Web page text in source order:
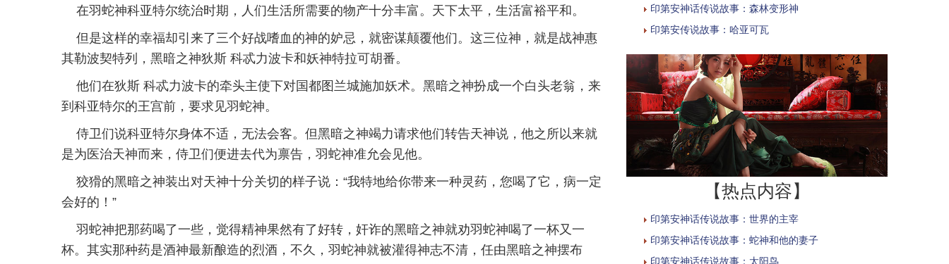
在羽蛇神科亚特尔统治时期，人们生活所需要的物产十分丰富。天下太平，生活富裕平和。
但是这样的幸福却引来了三个好战嗜血的神的妒忌，就密谋颠覆他们。这三位神，就是战神惠
其勒波契特列，黑暗之神狄斯 科忒力波卡和妖神特拉可胡番。
他们在狄斯 科忒力波卡的牵头主使下对国都图兰城施加妖术。黑暗之神扮成一个白头老翁，来
到科亚特尔的王宫前，要求见羽蛇神。
侍卫们说科亚特尔身体不适，无法会客。但黑暗之神竭力请求他们转告天神说，他之所以来就
是为医治天神而来，侍卫们便进去代为禀告，羽蛇神准允会见他。
狡猾的黑暗之神装出对天神十分关切的样子说：“我特地给你带来一种灵药，您喝了它，病一定
会好的！”
羽蛇神把那药喝了一些，觉得精神果然有了好转，奸诈的黑暗之神就劝羽蛇神喝了一杯又一
杯。其实那种药是酒神最新酿造的烈酒，不久，羽蛇神就被灌得神志不清，任由黑暗之神摆布
印第安神话传说故事：森林变形神
印第安传说故事：哈亚可瓦
【热点内容】
印第安神话传说故事：世界的主宰
印第安神话传说故事：蛇神和他的妻子
印第安神话传说故事：太阳鸟